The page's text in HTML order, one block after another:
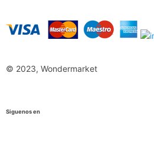
© 2023, Wondermarket
Siguenos en